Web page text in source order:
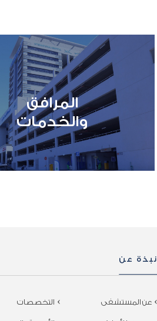
المرافق
والخدمات
نبذة عن
عن المستشفى التخصصات